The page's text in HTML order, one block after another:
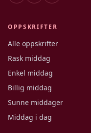
OPPSKRIFTER
Alle oppskrifter
Rask middag
Enkel middag
Billig middag
Sunne middager
Middag i dag